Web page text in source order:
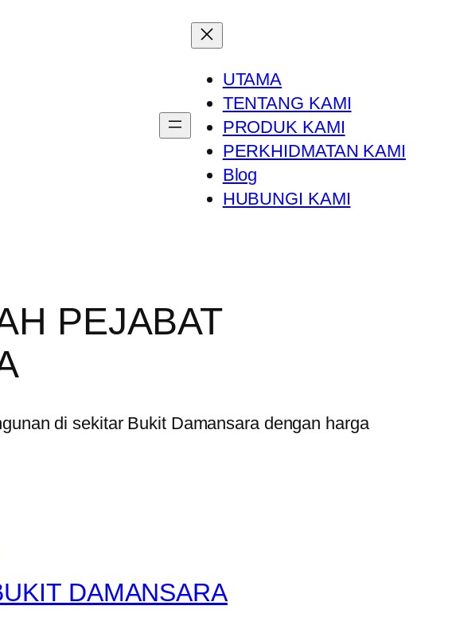
UTAMA
TENTANG KAMI
PRODUK KAMI
PERKHIDMATAN KAMI
Blog
HUBUNGI KAMI
PEJABAT
di sekitar Bukit Damansara dengan harga
DAMANSARA